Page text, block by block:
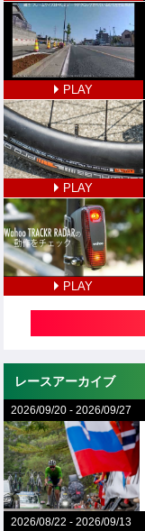
PLAY
PLAY
PLAY
レースアーカイブ
2026/09/20 -2026/09/27
2026/08/22 -2026/09/13